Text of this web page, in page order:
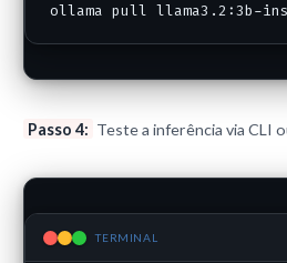
ollama pull llama3.2:3b-
Passo 4: Teste a inferência via CLI
TERMINAL